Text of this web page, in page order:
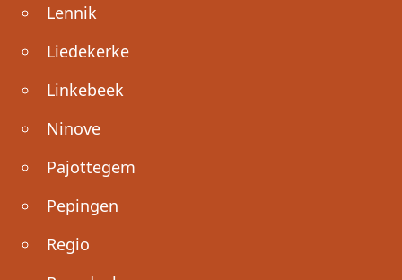
Lennik
Liedekerke
Linkebeek
Ninove
Pajottegem
Pepingen
Regio